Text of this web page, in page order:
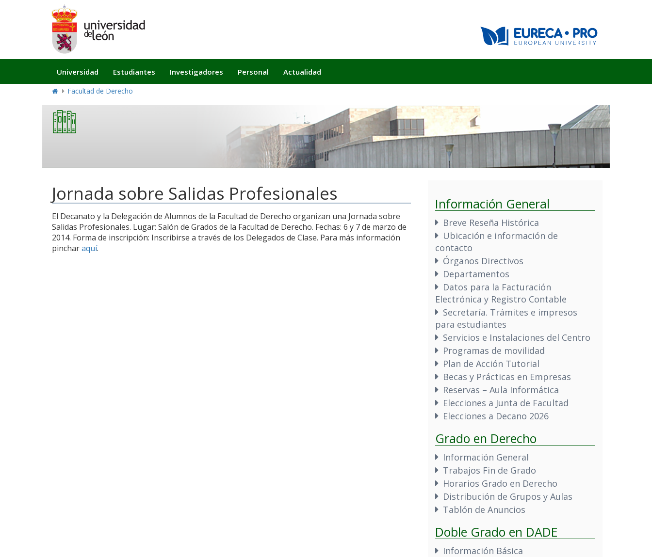
Navegación
principal
Universidad Estudiantes Investigadores Personal Actualidad
Facultad de Derecho
Jornada sobre Salidas Profesionales
El Decanato y la Delegación de Alumnos de la Facultad de Derecho organizan una Jornada sobre
Salidas Profesionales. Lugar: Salón de Grados de la Facultad de Derecho. Fechas: 6 y 7 de marzo de
2014. Forma de inscripción: Inscribirse a través de los Delegados de Clase. Para más información
pincharaquí.
Información General
Breve Reseña Histórica
Ubicación e información de
contacto
Órganos Directivos
Departamentos
Datos para la Facturación
Electrónica y Registro Contable
Secretaría. Trámites e impresos
para estudiantes
Servicios e Instalaciones del Centro
Programas de movilidad
Plan de Acción Tutorial
Becas y Prácticas en Empresas
Reservas – Aula Informática
Elecciones a Junta de Facultad
Elecciones a Decano 2026
Grado en Derecho
Información General
Trabajos Fin de Grado
Horarios Grado en Derecho
Distribución de Grupos y Aulas
Tablón de Anuncios
Doble Grado en DADE
Información Básica